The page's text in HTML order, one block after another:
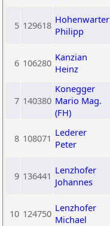
5 129618 Hohenwarter
Philipp
6 106280 Kanzian
Heinz
7 140380
Konegger
Mario Mag.
(FH)
8 108071 Lederer
Peter
9 136441 Lenzhofer
Johannes
10 124750 Lenzhofer
Michael